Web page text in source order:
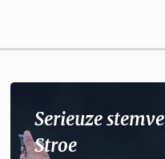
Serieuze
Stroe